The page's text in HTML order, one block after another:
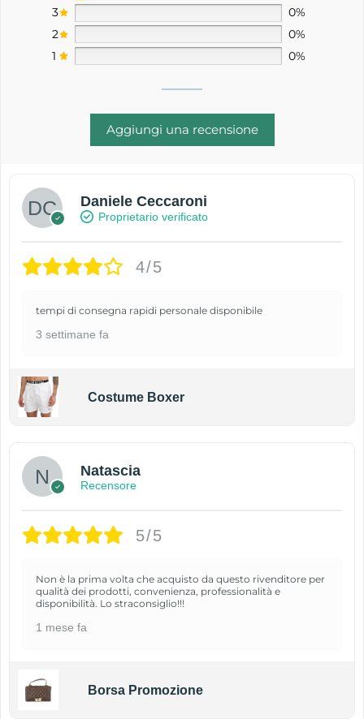
3
0%
2
0%
1
0%
Aggiungi una recensione
Daniele Ceccaroni
Proprietario verificato
4/5
tempi di consegna rapidi personale disponibile
3 settimane fa
Costume Boxer
Natascia
Recensore
5/5
Non è la prima volta che acquisto da questo rivenditore per
qualità dei prodotti, convenienza, professionalità e
disponibilità. Lo straconsiglio!!!
1 mese fa
Borsa Promozione